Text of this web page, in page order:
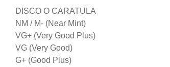
DISCO O CARATULA
NM / M- (Near Mint)
VG+ (Very Good Plus)
VG (Very Good)
G+ (Good Plus)